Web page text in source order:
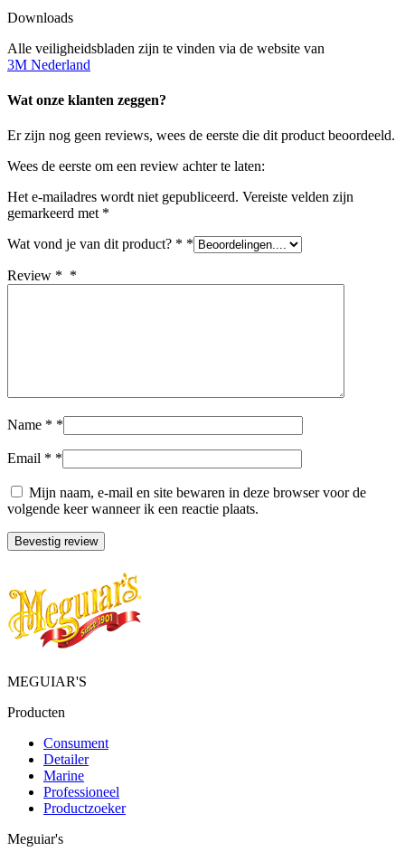
Downloads
Alle veiligheidsbladen zijn te vinden via de website van
3M Nederland
Wat onze klanten zeggen?
Er zijn nog geen reviews, wees de eerste die dit product beoordeeld.
Wees de eerste om een review achter te laten:
Het e-mailadres wordt niet gepubliceerd. Vereiste velden zijn
gemarkeerd met *
Wat vond je van dit product? * *
Review * *
Name * *
Email * *
Mijn naam, e-mail en site bewaren in deze browser voor de
volgende keer wanneer ik een reactie plaats.
MEGUIAR'S
Producten
Consument
Detailer
Marine
Professioneel
Productzoeker
Meguiar's